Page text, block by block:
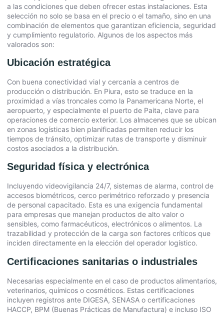
a las condiciones que deben ofrecer estas instalaciones. Esta
selección no solo se basa en el precio o el tamaño, sino en una
combinación de elementos que garantizan eficiencia, seguridad
y cumplimiento regulatorio. Algunos de los aspectos más
valorados son:
Ubicación estratégica
Con buena conectividad vial y cercanía a centros de
producción o distribución. En Piura, esto se traduce en la
proximidad a vías troncales como la Panamericana Norte, el
aeropuerto, y especialmente el puerto de Paita, clave para
operaciones de comercio exterior. Los almacenes que se ubican
en zonas logísticas bien planificadas permiten reducir los
tiempos de tránsito, optimizar rutas de transporte y disminuir
costos asociados a la distribución.
Seguridad física y electrónica
Incluyendo videovigilancia 24/7, sistemas de alarma, control de
accesos biométricos, cerco perimétrico reforzado y presencia
de personal capacitado. Esta es una exigencia fundamental
para empresas que manejan productos de alto valor o
sensibles, como farmacéuticos, electrónicos o alimentos. La
trazabilidad y protección de la carga son factores críticos que
inciden directamente en la elección del operador logístico.
Certificaciones sanitarias o industriales
Necesarias especialmente en el caso de productos alimentarios,
veterinarios, químicos o cosméticos. Estas certificaciones
incluyen registros ante DIGESA, SENASA o certificaciones
HACCP, BPM (Buenas Prácticas de Manufactura) e incluso ISO